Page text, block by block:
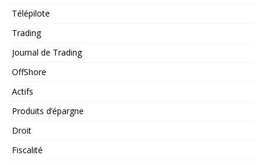
Télépilote
Trading
Journal de Trading
OffShore
Actifs
Produits d’épargne
Droit
Fiscalité